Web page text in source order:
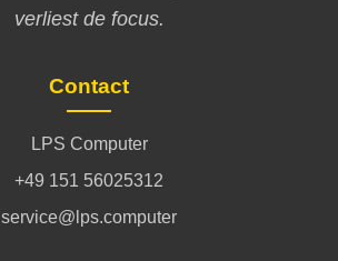
verliest de focus.
Contact
LPS Computer
+49 151 56025312
service@lps.computer